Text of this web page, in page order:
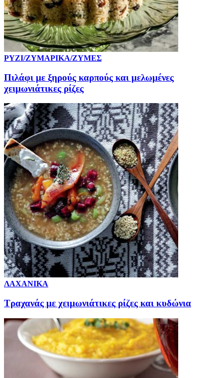
ΡΥΖΙ/ΖΥΜΑΡΙΚΑ/ΖΥΜΕΣ
Πιλάφι με ξηρούς καρπούς και μελωμένες
χειμωνιάτικες ρίζες
ΛΑΧΑΝΙΚΑ
Τραχανάς με χειμωνιάτικες ρίζες και κυδώνια